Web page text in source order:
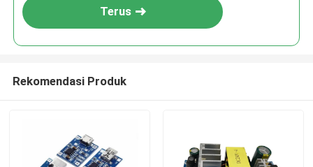
Kirim
Terus
Rekomendasi Produk